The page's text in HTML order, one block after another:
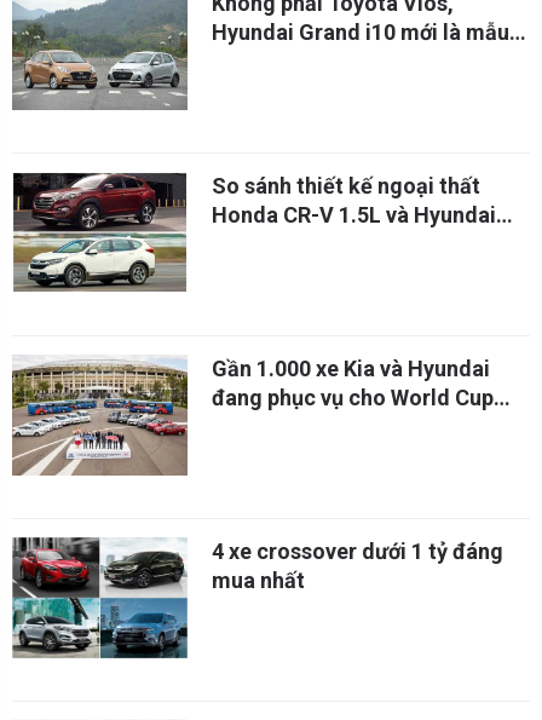
Hyundai Grand i10 mới là mẫu
So sánh thiết kế ngoại thất
Honda CR-V 1.5L và Hyundai
Gần 1.000 xe Kia và Hyundai
đang phục vụ cho World Cup
4 xe crossover dưới 1 tỷ đáng
mua nhất